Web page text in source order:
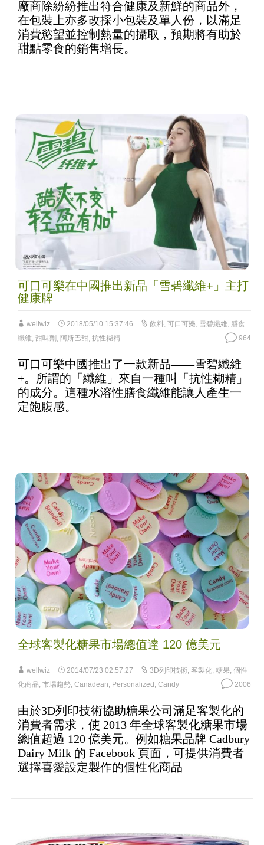
廠商除紛紛推出符合健康及新鮮的商品外，
在包裝上亦多改採小包裝及單人份，以滿足
消費慾望並控制熱量的攝取，預期將有助於
甜點零食的銷售增長。
可口可樂在中國推出新品「雪碧纖維+」主打
健康牌
wellwiz 2018/05/10 15:37:46 飲料, 可口可樂, 雪碧纖維, 膳食
纖維, 甜味劑 , 阿斯巴甜, 抗性糊精 964
可口可樂中國推出了一款新品——雪碧纖維
+。所謂的「纖維」來自一種叫「抗性糊精」
的成分。這種水溶性膳食纖維能讓人產生一
定飽腹感。
全球客製化糖果市場總值達 120 億美元
wellwiz 2014/07/23 02:57:27 3D列印技術, 客製化, 糖果, 個性
化商品 市場趨勢, Canadean Personalized Candy 2006
由於3D列印技術協助糖果公司滿足客製化的
消費者需求，使 2013 年全球客製化糖果市場
總值超過 120 億美元。例如糖果品牌 Cadbury
Dairy Milk 的 Facebook 頁面，可提供消費者
選擇喜愛設定製作的個性化商品